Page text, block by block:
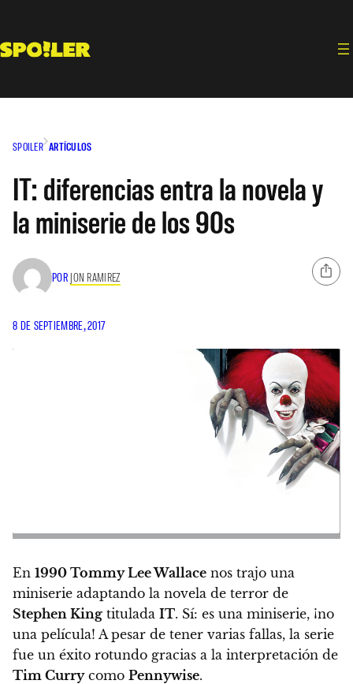
contenido
SPOILER ARTÍCULOS
IT: diferencias entra la novela y
la miniserie de los 90s
POR JON RAMIREZ
8 DE SEPTIEMBRE, 2017
En 1990 Tommy Lee Wallace nos trajo una
miniserie adaptando la novela de terror de
Stephen King titulada IT. Sí: es una miniserie, ¡no
una película! A pesar de tener varias fallas, la serie
fue un éxito rotundo gracias a la interpretación de
Tim Currycomo Pennywise.